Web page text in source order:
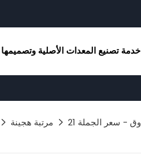
خدمة تصنيع المعدات الأصلية
مرتبة هجينة